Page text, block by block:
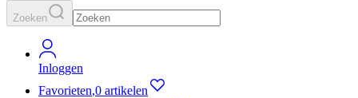
Zoeken
Inloggen
Favorieten,0 artikelen